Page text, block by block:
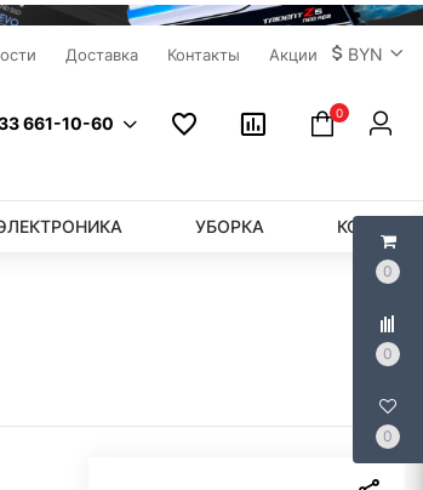
0
0
0
Доставка Контакты Акции BYN
661-10-60
0
УБОРКА